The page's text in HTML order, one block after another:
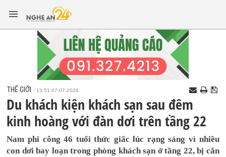
THẾ GIỚI 13:51 07-07-2026
Du khách kiện khách sạn sau đêm
kinh hoàng với đàn dơi trên tầng 22
Nam phi công 46 tuổi thức giấc lúc rạng sáng vì nhiều
con dơi bay loạn trong phòng khách sạn ở tầng 22, bị cắn